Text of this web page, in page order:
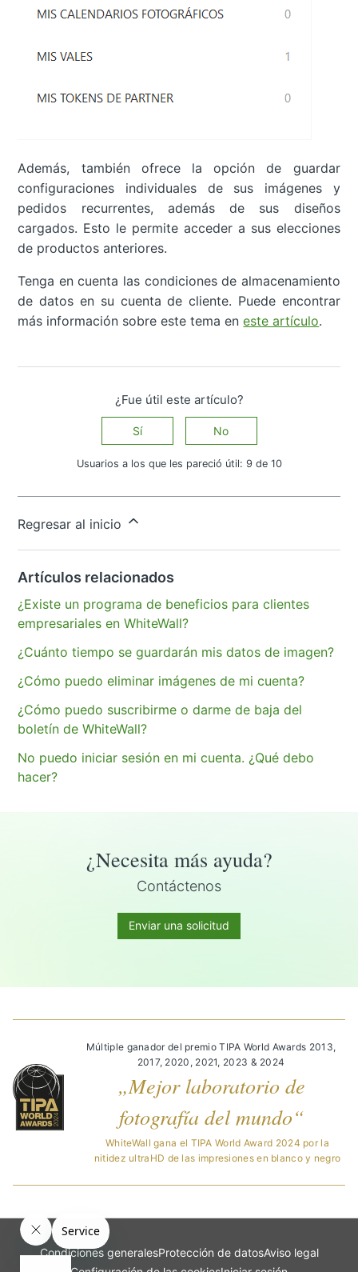
Además, también ofrece la opción de guardar
configuraciones individuales de sus imágenes y
pedidos recurrentes, además de sus diseños
cargados. Esto le permite acceder a sus elecciones
de productos anteriores.
Tenga en cuenta las condiciones de almacenamiento
de datos en su cuenta de cliente. Puede encontrar
más información sobre este tema eneste artículo.
¿Fue útil este artículo?
Sí No
Usuarios a los que les pareció útil: 9 de 10
Regresar al inicio
Artículos relacionados
¿Existe un programa de beneficios para clientes
empresariales en WhiteWall?
¿Cuánto tiempo se guardarán mis datos de imagen?
¿Cómo puedo eliminar imágenes de mi cuenta?
¿Cómo puedo suscribirme o darme de baja del
boletín de WhiteWall?
No puedo iniciar sesión en mi cuenta. ¿Qué debo
hacer?
¿Necesita más ayuda?
Contáctenos
Enviar una solicitud
Múltiple ganador del premio TIPA World Awards 2013,
2017, 2020, 2021, 2023 & 2024
„Mejor laboratorio de
fotografía del mundo“
WhiteWall gana el TIPA World Award 2024 por la
nitidez ultraHD de las impresiones en blanco y negro
Condiciones generalesProtección de datosAviso legal